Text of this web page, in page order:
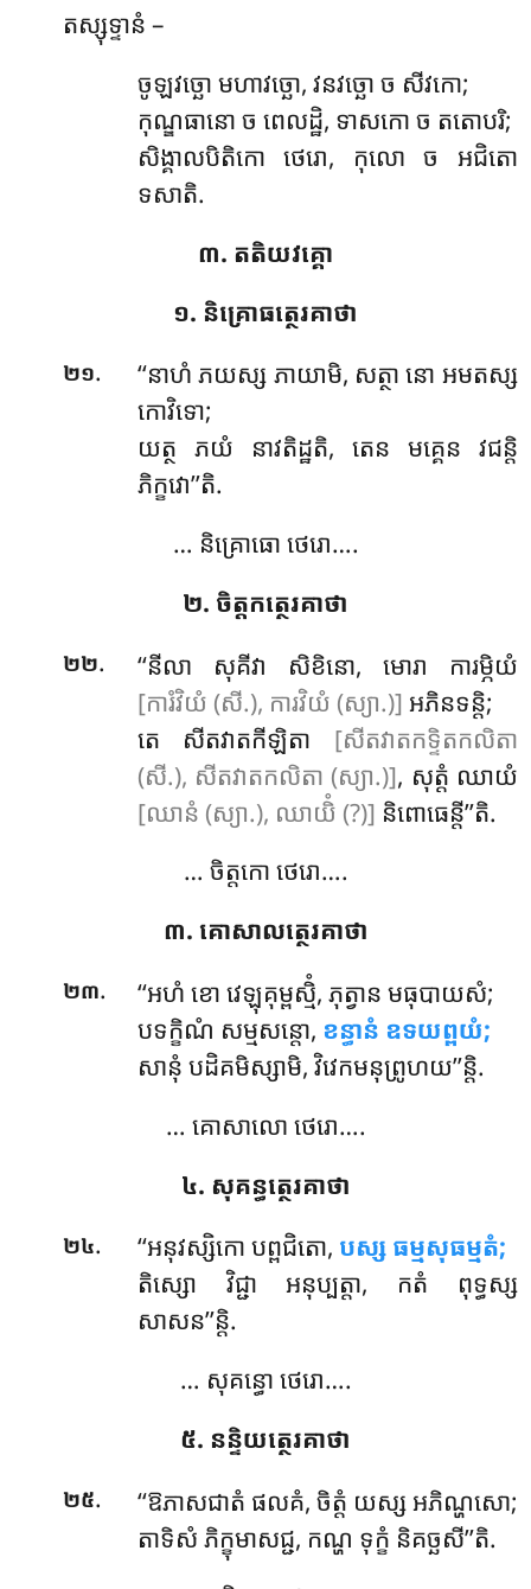
តស្សុទ្ទានំ –
ចូឡវច្ឆោ មហាវច្ឆោ, វនវច្ឆោ ច សីវកោ;
កុណ្ឌធានោ ច ពេលដ្ឋិ, ទាសកោ ច តតោបរិ;
សិង្គាលបិតិកោ ថេរោ, កុលោ ច អជិតោ
ទសាតិ.
៣. តតិយវគ្គោ
១. និគ្រោធត្ថេរគាថា
២១.
‘‘នាហំ ភយស្ស ភាយាមិ, សត្ថា នោ អមតស្ស
កោវិទោ;
យត្ថ ភយំ នាវតិដ្ឋតិ, តេន មគ្គេន វជន្តិ
ភិក្ខវោ’’តិ.
… និគ្រោធោ ថេរោ….
២. ចិត្តកត្ថេរគាថា
២២. ‘‘នីលា សុគីវា សិខិនោ, មោរា ការម្ភិយំ
[ការំវិយំ (សី.), ការវិយំ (ស្យា.)] អភិនទន្តិ;
តេ សីតវាតកីឡិតា [សីតវាតកទ្ទិតកលិតា
(សី.), សីតវាតកលិតា (ស្យា.)], សុត្តំ ឈាយំ
[ឈានំ (ស្យា.), ឈាយិំ (?)] និពោធេន្តី’’តិ.
… ចិត្តកោ ថេរោ….
៣. គោសាលត្ថេរគាថា
២៣. ‘‘អហំ ខោ វេឡុគុម្ពស្មិំ, ភុត្វាន មធុបាយសំ;
បទក្ខិណំ សម្មសន្តោ, ខន្ធានំ ឧទយព្ពយំ;
សានុំ បដិគមិស្សាមិ, វិវេកមនុព្រូហយ’’ន្តិ.
… គោសាលោ ថេរោ….
៤. សុគន្ធត្ថេរគាថា
២៤. ‘‘អនុវស្សិកោ បព្ពជិតោ, បស្ស ធម្មសុធម្មតំ;
តិស្សោ វិជ្ជា អនុប្បត្តា, កតំ ពុទ្ធស្ស
សាសន’’ន្តិ.
… សុគន្ធោ ថេរោ….
៥. នន្ទិយត្ថេរគាថា
២៥.
‘‘ឱភាសជាតំ ផលគំ, ចិត្តំ យស្ស អភិណ្ហសោ;
តាទិសំ ភិក្ខុមាសជ្ជ, កណ្ហ ទុក្ខំ និគច្ឆសី’’តិ.